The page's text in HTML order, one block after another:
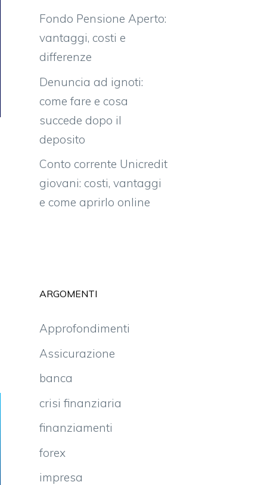
Fondo Pensione Aperto:
vantaggi, costi e
differenze
Denuncia ad ignoti:
come fare e cosa
succede dopo il
deposito
Conto corrente Unicredit
giovani: costi, vantaggi
e come aprirlo online
ARGOMENTI
Approfondimenti
Assicurazione
banca
crisi finanziaria
finanziamenti
forex
impresa